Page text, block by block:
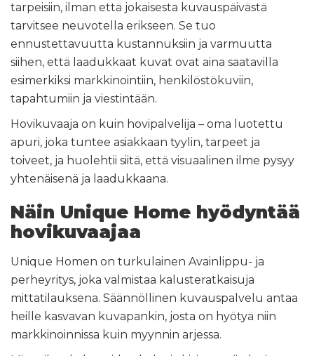
tarpeisiin, ilman että jokaisesta kuvauspäivästä
tarvitsee neuvotella erikseen. Se tuo
ennustettavuutta kustannuksiin ja varmuutta
siihen, että laadukkaat kuvat ovat aina saatavilla
esimerkiksi markkinointiin, henkilöstökuviin,
tapahtumiin ja viestintään.
Hovikuvaaja on kuin hovipalvelija – oma luotettu
apuri, joka tuntee asiakkaan tyylin, tarpeet ja
toiveet, ja huolehtii siitä, että visuaalinen ilme pysyy
yhtenäisenä ja laadukkaana.
Näin Unique Home hyödyntää
hovikuvaajaa
Unique Homen on turkulainen Avainlippu- ja
perheyritys, joka valmistaa kalusteratkaisuja
mittatilauksena. Säännöllinen kuvauspalvelu antaa
heille kasvavan kuvapankin, josta on hyötyä niin
markkinoinnissa kuin myynnin arjessa.